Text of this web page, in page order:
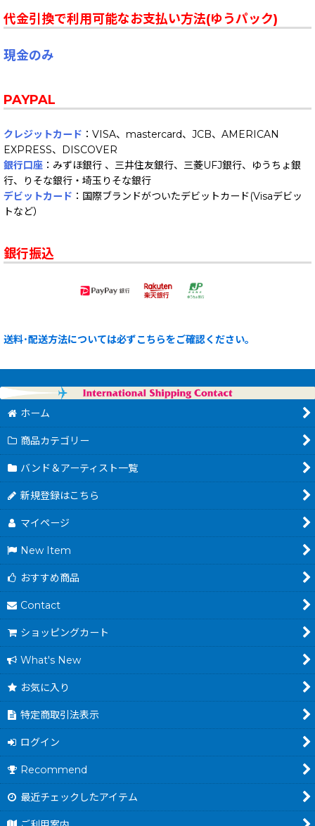
代金引換で利用可能なお支払い方法(ゆうパック)
現金のみ
PAYPAL
クレジットカード ：VISA、mastercard、JCB、AMERICAN
EXPRESS、DISCOVER
銀行口座 ：みずほ銀行 、三井住友銀行、三菱UFJ銀行、ゆうちょ銀
行、りそな銀行・埼玉りそな銀行
デビットカード ：国際ブランドがついたデビットカード(Visaデビッ
トなど）
銀行振込
送料･配送方法については必ずこちらをご確認ください。
ホーム
商品カテゴリー
バンド＆アーティスト一覧
新規登録はこちら
マイページ
New Item
おすすめ商品
Contact
ショッピングカート
What's New
お気に入り
特定商取引法表示
ログイン
Recommend
最近チェックしたアイテム